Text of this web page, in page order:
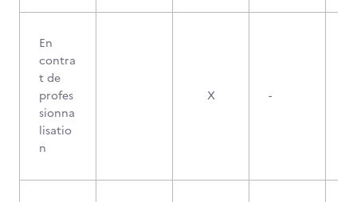
En
contra
t de
profes
sionna
lisatio
n
X -